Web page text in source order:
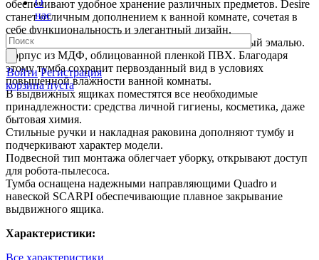
нас
Войти Регистрация
корзина пуста
обеспечивают удобное хранение различных предметов. Desire
станет отличным дополнением к ванной комнате, сочетая в
себе функциональность и элегантный дизайн.
Материал фасада – МДФ фрезерованный, покрытый эмалью.
Корпус из МДФ, облицованной пленкой ПВХ. Благодаря
этому тумба сохранит первозданный вид в условиях
повышенной влажности ванной комнаты.
В выдвижных ящиках поместятся все необходимые
принадлежности: средства личной гигиены, косметика, даже
бытовая химия.
Стильные ручки и накладная раковина дополняют тумбу и
подчеркивают характер модели.
Подвесной тип монтажа облегчает уборку, открывают доступ
для робота-пылесоса.
Тумба оснащена надежными направляющими Quadro и
навеской SCARPI обеспечивающие плавное закрывание
выдвижного ящика.
Характеристики:
Все характеристики